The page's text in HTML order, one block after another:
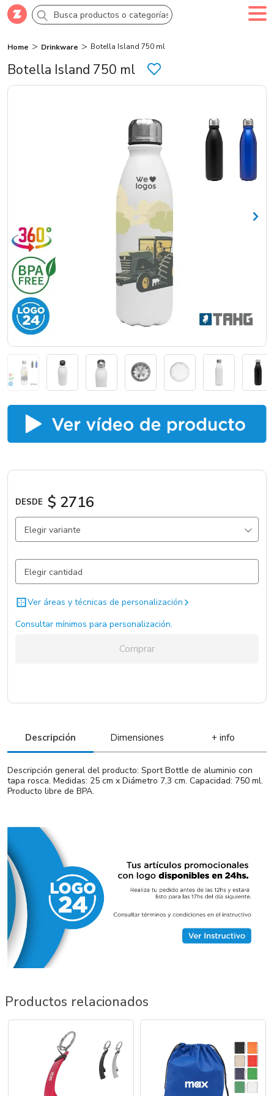
Comprar Crea tu cuenta
Categorías
Marcas
Catálogos
Sé partner
Botella Island 750 ml
Home Drinkware Botella Island 750 ml
DESDE $ 2716
Elegir variante
Azul / Azul / . 8910 un.
Negro / Negro / . 2301 un.
Blanco / Blanco / .
Ver áreas y técnicas de personalización
Consultar mínimos para personalización.
Comprar
Descripción Dimensiones + info
Descripción general del producto: Sport Bottle de aluminio con
tapa rosca. Medidas: 25 cm x Diámetro 7,3 cm. Capacidad: 750 ml.
Producto libre de BPA.
Productos relacionados